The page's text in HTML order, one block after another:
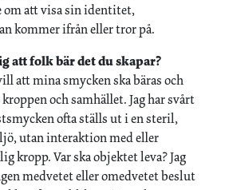
att visa sin identitet,
kommer ifrån eller tror på.
att folk bär det du skapar?
att mina smycken ska bäras och
och samhället. Jag har svårt
ofta ställs ut i en steril,
utan interaktion med eller
kropp. Var ska objektet leva? Jag
medvetet eller omedvetet beslut